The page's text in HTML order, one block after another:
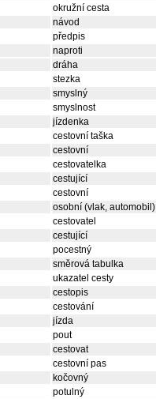
okružní cesta
návod
předpis
naproti
dráha
stezka
smyslný
smyslnost
jízdenka
cestovní taška
cestovní
cestovatelka
cestující
cestovní
osobní (vlak, automobil)
cestovatel
cestující
pocestný
směrová tabulka
ukazatel cesty
cestopis
cestování
jízda
pout
cestovat
cestovní pas
kočovný
potulný